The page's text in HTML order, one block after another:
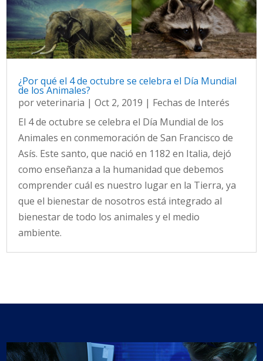
¿Por qué el 4 de octubre se celebra el Día Mundial
de los Animales?
porveterinaria |Oct 2, 2019 | Fechas de Interés
El 4 de octubre se celebra el Día Mundial de los
Animales en conmemoración de San Francisco de
Asís. Este santo, que nació en 1182 en Italia, dejó
como enseñanza a la humanidad que debemos
comprender cuál es nuestro lugar en la Tierra, ya
que el bienestar de nosotros está integrado al
bienestar de todo los animales y el medio
ambiente.